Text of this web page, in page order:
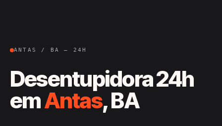
ANTAS / BA — 24H
Desentupidora 24h
emAntas, BA